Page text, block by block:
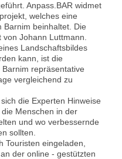
Anpass.BAR widmet
welches eine
Barnim beinhaltet. Die
Johann Luttmann.
Landschaftsbildes
kann, ist die
repräsentative
vergleichend zu
die Experten Hinweise
Menschen in der
und wo verbessernde
sollten.
Touristen eingeladen,
der online - gestützten